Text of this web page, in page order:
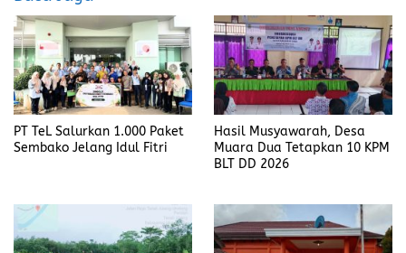
o
k
o
n
PT TeL Salurkan 1.000 Paket
Sembako Jelang Idul Fitri
Hasil Musyawarah, Desa
Muara Dua Tetapkan 10 KPM
BLT DD 2026